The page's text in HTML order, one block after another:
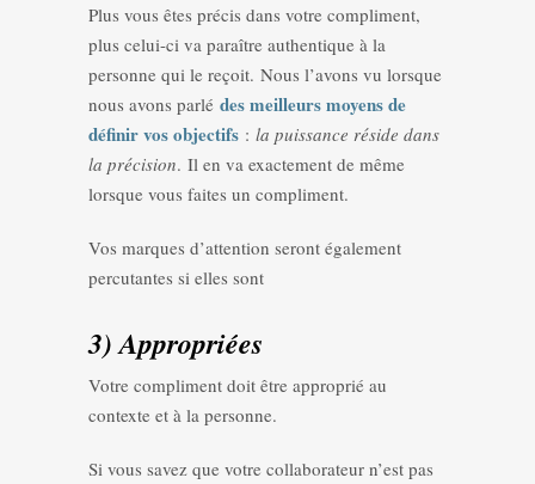
Plus vous êtes précis dans votre compliment,
plus celui-ci va paraître authentique à la
personne qui le reçoit. Nous l’avons vu lorsque
nous avons parlé des meilleurs moyens de
définir vos objectifs : la puissance réside dans
la précision. Il en va exactement de même
lorsque vous faites un compliment.
Vos marques d’attention seront également
percutantes si elles sont
3) Appropriées
Votre compliment doit être approprié au
contexte et à la personne.
Si vous savez que votre collaborateur n’est pas